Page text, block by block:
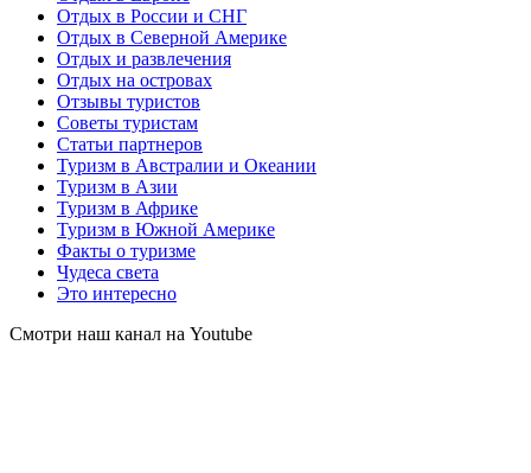
Отдых в России и СНГ
Отдых в Северной Америке
Отдых и развлечения
Отдых на островах
Отзывы туристов
Советы туристам
Статьи партнеров
Туризм в Австралии и Океании
Туризм в Азии
Туризм в Африке
Туризм в Южной Америке
Факты о туризме
Чудеса света
Это интересно
Смотри наш канал на Youtube